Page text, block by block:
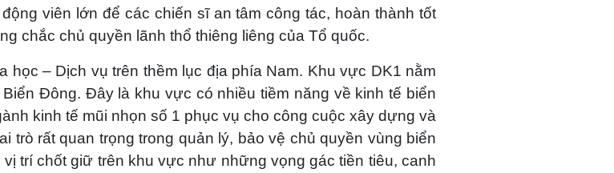
viên lớn để các chiến sĩ an tâm công tác, hoàn thành tốt
chắc chủ quyền lãnh thổ thiêng liêng của Tổ quốc.
học – Dịch vụ trên thềm lục địa phía Nam. Khu vực DK1 nằm
Đông. Đây là khu vực có nhiều tiềm năng về kinh tế biển
kinh tế mũi nhọn số 1 phục vụ cho công cuộc xây dựng và
trò rất quan trọng trong quản lý, bảo vệ chủ quyền vùng biển
trí chốt giữ trên khu vực như những vọng gác tiền tiêu, canh